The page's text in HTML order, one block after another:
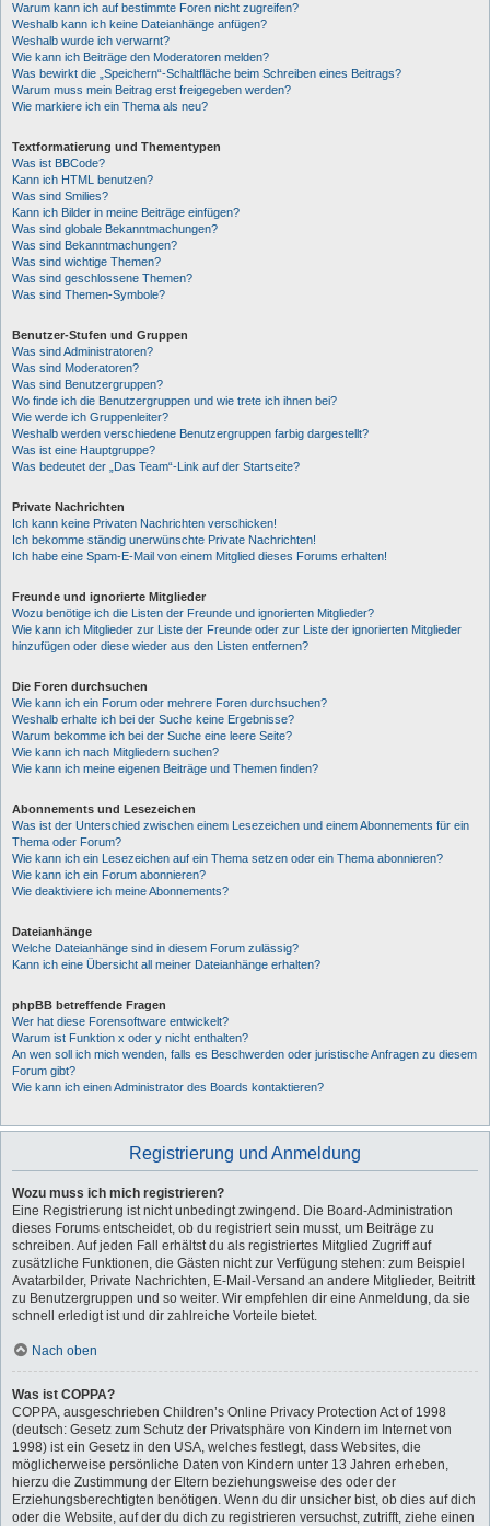
Warum kann ich auf bestimmte Foren nicht zugreifen?
Weshalb kann ich keine Dateianhänge anfügen?
Weshalb wurde ich verwarnt?
Wie kann ich Beiträge den Moderatoren melden?
Was bewirkt die „Speichern“-Schaltfläche beim Schreiben eines Beitrags?
Warum muss mein Beitrag erst freigegeben werden?
Wie markiere ich ein Thema als neu?
Textformatierung und Thementypen
Was ist BBCode?
Kann ich HTML benutzen?
Was sind Smilies?
Kann ich Bilder in meine Beiträge einfügen?
Was sind globale Bekanntmachungen?
Was sind Bekanntmachungen?
Was sind wichtige Themen?
Was sind geschlossene Themen?
Was sind Themen-Symbole?
Benutzer-Stufen und Gruppen
Was sind Administratoren?
Was sind Moderatoren?
Was sind Benutzergruppen?
Wo finde ich die Benutzergruppen und wie trete ich ihnen bei?
Wie werde ich Gruppenleiter?
Weshalb werden verschiedene Benutzergruppen farbig dargestellt?
Was ist eine Hauptgruppe?
Was bedeutet der „Das Team“-Link auf der Startseite?
Private Nachrichten
Ich kann keine Privaten Nachrichten verschicken!
Ich bekomme ständig unerwünschte Private Nachrichten!
Ich habe eine Spam-E-Mail von einem Mitglied dieses Forums erhalten!
Freunde und ignorierte Mitglieder
Wozu benötige ich die Listen der Freunde und ignorierten Mitglieder?
Wie kann ich Mitglieder zur Liste der Freunde oder zur Liste der ignorierten Mitglieder
hinzufügen oder diese wieder aus den Listen entfernen?
Die Foren durchsuchen
Wie kann ich ein Forum oder mehrere Foren durchsuchen?
Weshalb erhalte ich bei der Suche keine Ergebnisse?
Warum bekomme ich bei der Suche eine leere Seite?
Wie kann ich nach Mitgliedern suchen?
Wie kann ich meine eigenen Beiträge und Themen finden?
Abonnements und Lesezeichen
Was ist der Unterschied zwischen einem Lesezeichen und einem Abonnements für ein
Thema oder Forum?
Wie kann ich ein Lesezeichen auf ein Thema setzen oder ein Thema abonnieren?
Wie kann ich ein Forum abonnieren?
Wie deaktiviere ich meine Abonnements?
Dateianhänge
Welche Dateianhänge sind in diesem Forum zulässig?
Kann ich eine Übersicht all meiner Dateianhänge erhalten?
phpBB betreffende Fragen
Wer hat diese Forensoftware entwickelt?
Warum ist Funktion x oder y nicht enthalten?
An wen soll ich mich wenden, falls es Beschwerden oder juristische Anfragen zu diesem
Forum gibt?
Wie kann ich einen Administrator des Boards kontaktieren?
Registrierung und Anmeldung
Wozu muss ich mich registrieren?
Eine Registrierung ist nicht unbedingt zwingend. Die Board-Administration
dieses Forums entscheidet, ob du registriert sein musst, um Beiträge zu
schreiben. Auf jeden Fall erhältst du als registriertes Mitglied Zugriff auf
zusätzliche Funktionen, die Gästen nicht zur Verfügung stehen: zum Beispiel
Avatarbilder, Private Nachrichten, E-Mail-Versand an andere Mitglieder, Beitritt
zu Benutzergruppen und so weiter. Wir empfehlen dir eine Anmeldung, da sie
schnell erledigt ist und dir zahlreiche Vorteile bietet.
Nach oben
Was ist COPPA?
COPPA, ausgeschrieben Children’s Online Privacy Protection Act of 1998
(deutsch: Gesetz zum Schutz der Privatsphäre von Kindern im Internet von
1998) ist ein Gesetz in den USA, welches festlegt, dass Websites, die
möglicherweise persönliche Daten von Kindern unter 13 Jahren erheben,
hierzu die Zustimmung der Eltern beziehungsweise des oder der
Erziehungsberechtigten benötigen. Wenn du dir unsicher bist, ob dies auf dich
oder die Website, auf der du dich zu registrieren versuchst, zutrifft, ziehe einen